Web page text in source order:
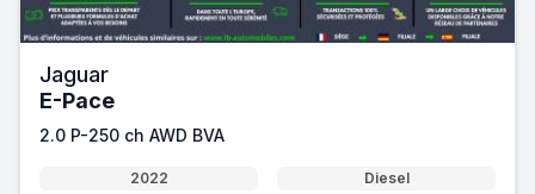
Jaguar
E-Pace
2.0 P-250 ch AWD BVA
2022
Diesel